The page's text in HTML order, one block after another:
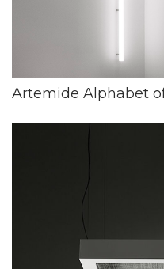
Artemide Alphabet